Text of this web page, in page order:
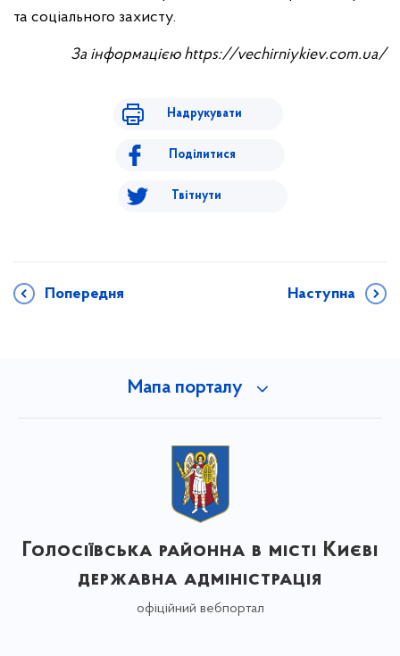
та соціального захисту.
За інформацією https://vechirniykiev.com.ua/
Надрукувати
Поділитися
Твітнути
Попередня Наступна
Мапа порталу
Голосіївська районна в місті Києві
державна адміністрація
офіційний вебпортал